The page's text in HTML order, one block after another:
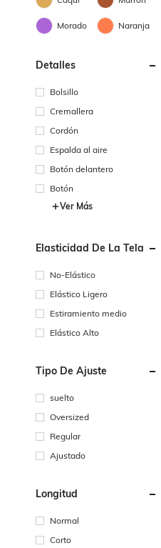
Morado Naranja
Detalles
Bolsillo
Cremallera
Cordón
Espalda al aire
Botón delantero
Botón
Ver Más
Elasticidad De La Tela
No-Elástico
Elástico Ligero
Estiramiento medio
Elástico Alto
Tipo De Ajuste
suelto
Oversized
Regular
Ajustado
Longitud
Normal
Corto